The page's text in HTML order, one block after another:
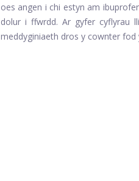
oes angen i chi estyn am
dolur i ffwrdd. Ar gyfer cyflyrau
meddyginiaeth dros y cownter fod